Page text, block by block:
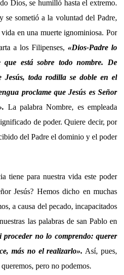
se humilló hasta el extremo.
se sometió a la voluntad del Padre,
en una muerte ignominiosa. Por
a los Filipenses, «Dios-Padre lo
está sobre todo nombre. De
Jesús, toda rodilla se doble en el
proclame que Jesús es Señor
La palabra Nombre, es empleada
de poder. Quiere decir, por
del Padre el dominio y el poder
para nuestra vida este poder
Jesús? Hemos dicho en muchas
a causa del pecado, incapacitados
las palabras de san Pablo en
proceder no lo comprendo: querer
más no el realizarlo». Así, pues,
pero no podemos.